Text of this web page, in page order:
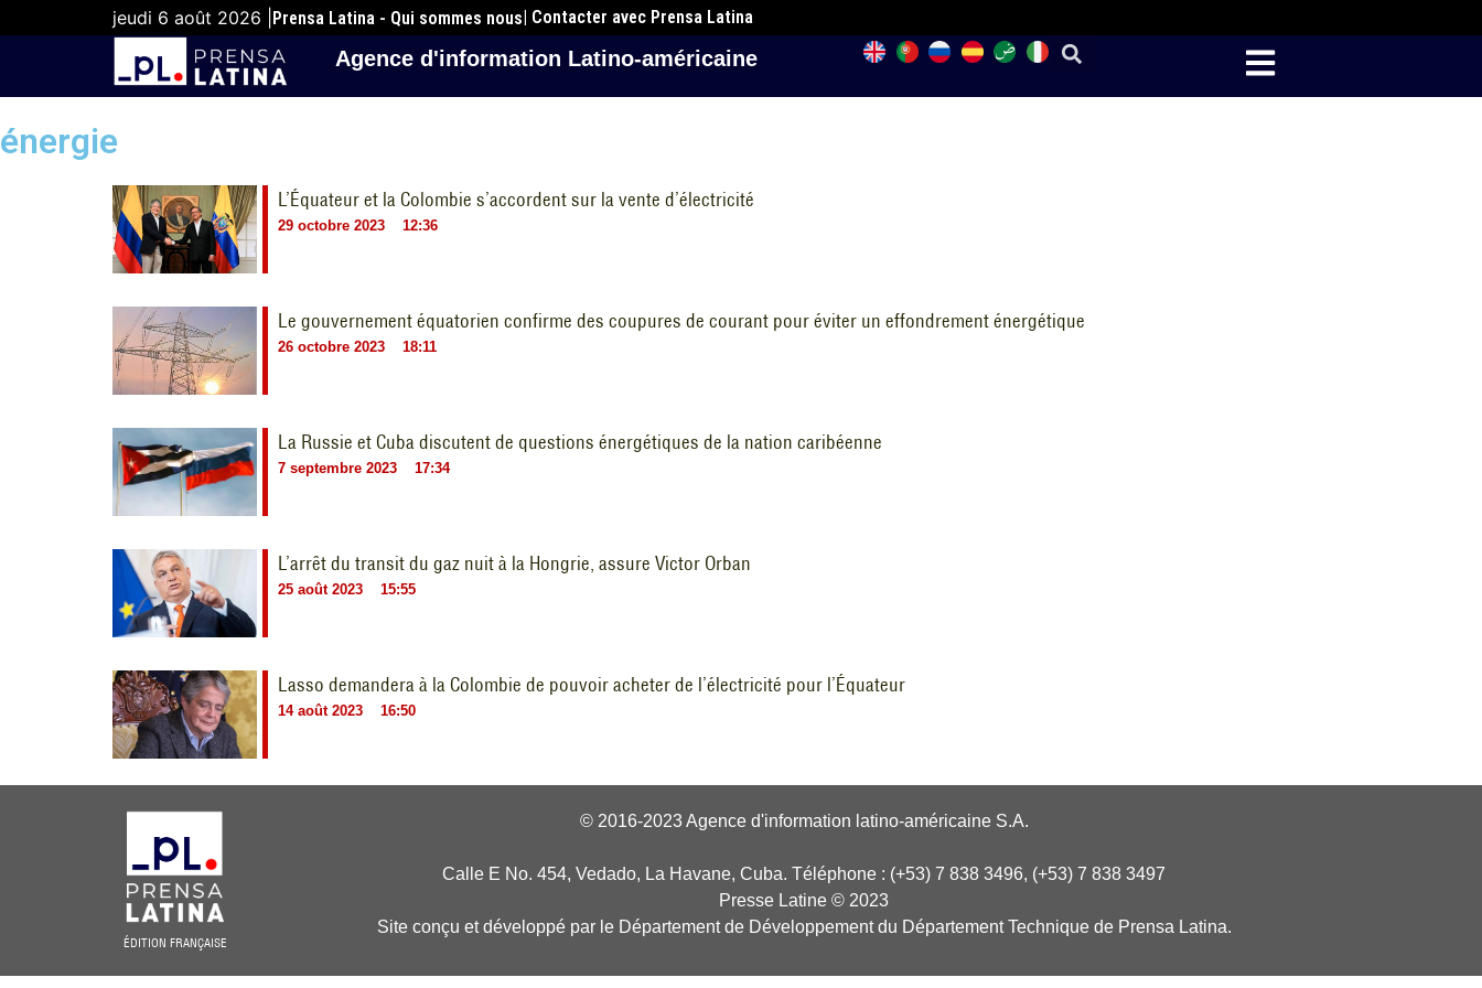
jeudi 6 août 2026 | Prensa Latina - Qui sommes nous| Contacter avec Prensa Latina
Agence d'information Latino-américaine
énergie
L’Équateur et la Colombie s’accordent sur la vente d’électricité
29 octobre 2023 12:36
Le gouvernement équatorien confirme des coupures de courant pour éviter un effondrement énergétique
26 octobre 2023 18:11
La Russie et Cuba discutent de questions énergétiques de la nation caribéenne
7 septembre 2023 17:34
L’arrêt du transit du gaz nuit à la Hongrie, assure Victor Orban
25 août 2023 15:55
Lasso demandera à la Colombie de pouvoir acheter de l’électricité pour l’Équateur
14 août 2023 16:50
ÉDITION FRANÇAISE
© 2016-2023 Agence d'information latino-américaine S.A.
Calle E No. 454, Vedado, La Havane, Cuba. Téléphone : (+53) 7 838 3496, (+53) 7 838 3497
Presse Latine © 2023
Site conçu et développé par le Département de Développement du Département Technique de Prensa Latina.